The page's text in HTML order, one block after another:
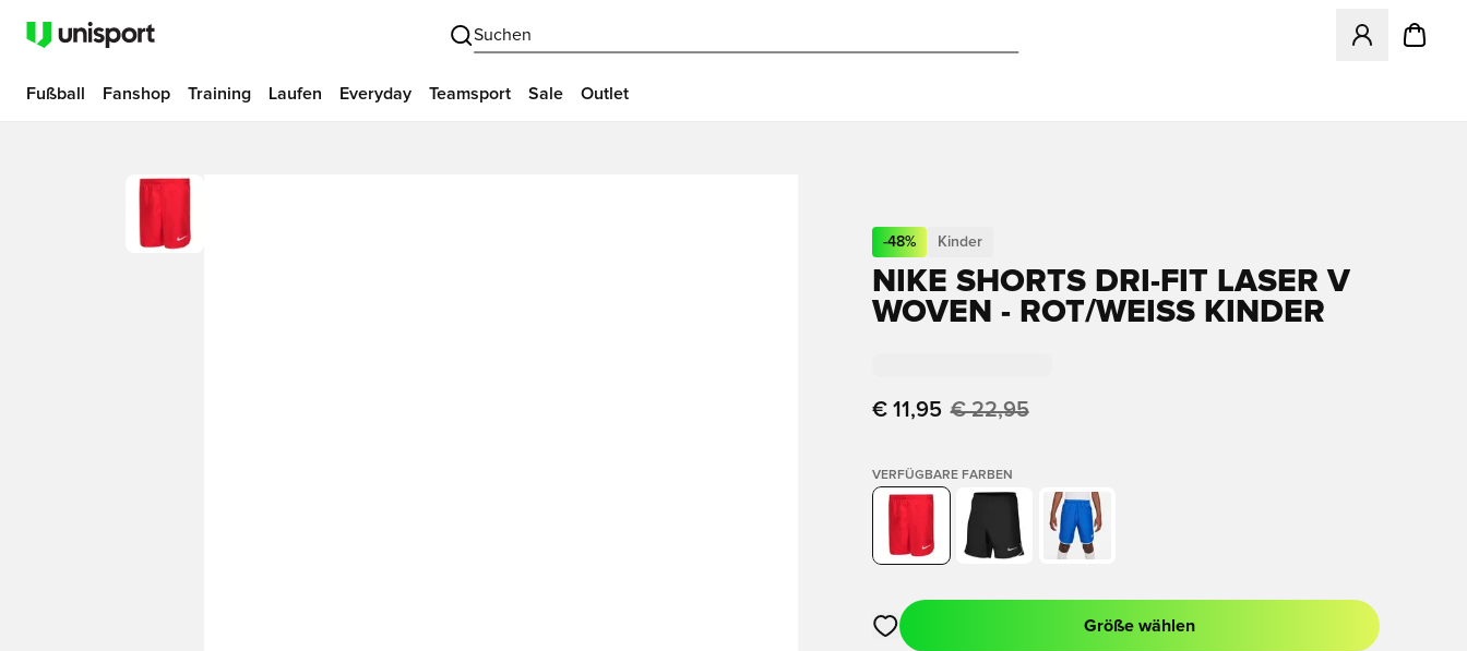
Suchen
Öffnet ein
Fußball Fanshop Training Laufen Everyday Teamsport Sale Outlet
-48% Kinder
NIKE SHORTS DRI-FIT LASER V
WOVEN - ROT/WEISS KINDER
€ 11,95 € 22,95
VERFÜGBARE FARBEN
Öffnet ein Fenster zum Anmelden oder Registrieren als Mitglied
Größe wählen